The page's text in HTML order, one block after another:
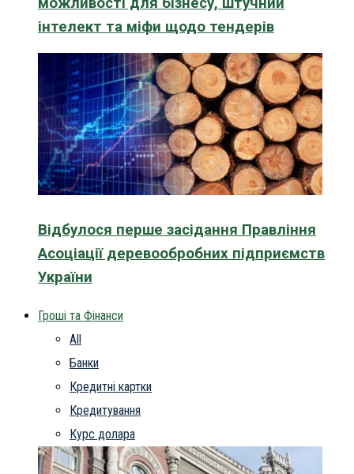
інтелект та міфи щодо тендерів
Відбулося перше засідання Правління
Асоціації деревообробних підприємств
України
Гроші та Фінанси
All
Банки
Кредитні картки
Кредитування
Курс долара